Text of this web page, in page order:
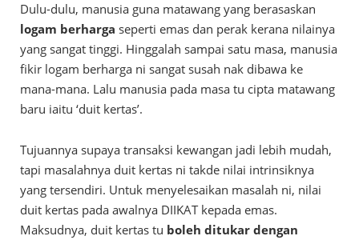
Dulu-dulu, manusia guna matawang yang berasaskan
logam berharga seperti emas dan perak kerana nilainya
yang sangat tinggi. Hinggalah sampai satu masa, manusia
fikir logam berharga ni sangat susah nak dibawa ke
mana-mana. Lalu manusia pada masa tu cipta matawang
baru iaitu ‘duit kertas’.
Tujuannya supaya transaksi kewangan jadi lebih mudah,
tapi masalahnya duit kertas ni takde nilai intrinsiknya
yang tersendiri. Untuk menyelesaikan masalah ni, nilai
duit kertas pada awalnya DIIKAT kepada emas.
Maksudnya, duit kertas tu boleh ditukar dengan